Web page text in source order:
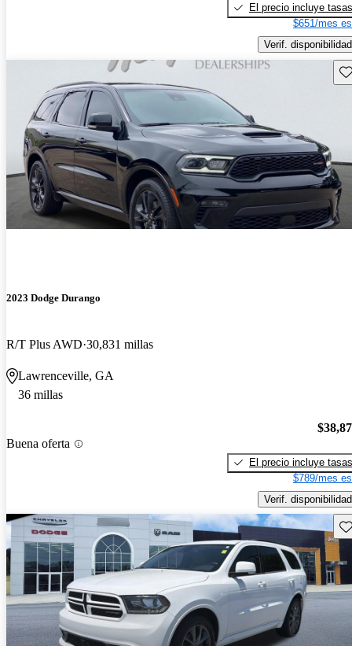
El precio incluye tasas
$651/mes
Verif. disponibilidad
2023 Dodge Durango
R/T Plus AWD 30,831 millas
Lawrenceville, GA
36 millas
Buena oferta
El precio incluye tasas
$789/mes
Verif. disponibilidad